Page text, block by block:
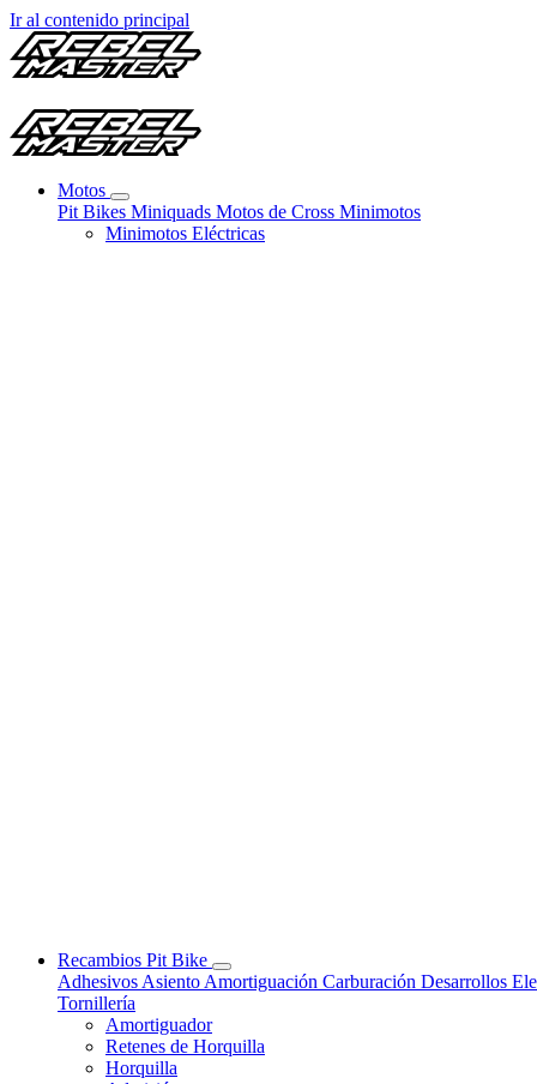
Ir al contenido principal
Motos
Pit Bikes Miniquads Motos de Cross Minimotos
Minimotos Eléctricas
Recambios Pit Bike
Adhesivos Asiento Amortiguación Carburación Desarrollos
Tornillería
Amortiguador
Retenes de Horquilla
Horquilla